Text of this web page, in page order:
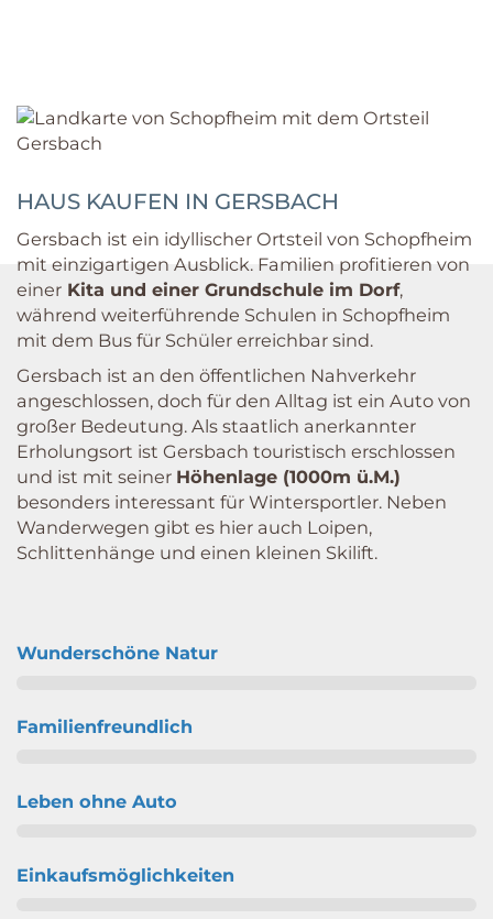
HAUS KAUFEN IN GERSBACH
Gersbach ist ein idyllischer Ortsteil von Schopfheim
mit einzigartigen Ausblick. Familien profitieren von
einer Kita und einer Grundschule im Dorf,
während weiterführende Schulen in Schopfheim
mit dem Bus für Schüler erreichbar sind.
Gersbach ist an den öffentlichen Nahverkehr
angeschlossen, doch für den Alltag ist ein Auto von
großer Bedeutung. Als staatlich anerkannter
Erholungsort ist Gersbach touristisch erschlossen
und ist mit seiner Höhenlage (1000m ü.M.)
besonders interessant für Wintersportler. Neben
Wanderwegen gibt es hier auch Loipen,
Schlittenhänge und einen kleinen Skilift.
Wunderschöne Natur
Familienfreundlich
Leben ohne Auto
Einkaufsmöglichkeiten